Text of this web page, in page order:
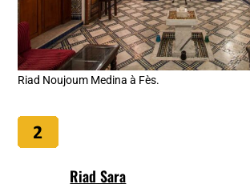
Riad Noujoum Medina à Fès.
Riad Sara